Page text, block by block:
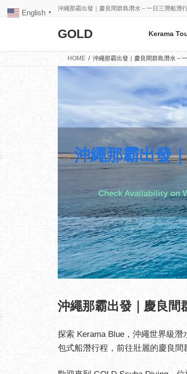
沖繩那霸出發｜慶良間群島潛水－一日三潛船潛
GOLD Kerama
HOME 沖繩那霸出發｜慶良間群島潛水－
沖繩那霸出發
Check Availability on
沖繩那霸出發｜慶良間
探索 Kerama Blue，沖繩世界級
包式船潛行程，前往壯麗的慶良間
English ▼